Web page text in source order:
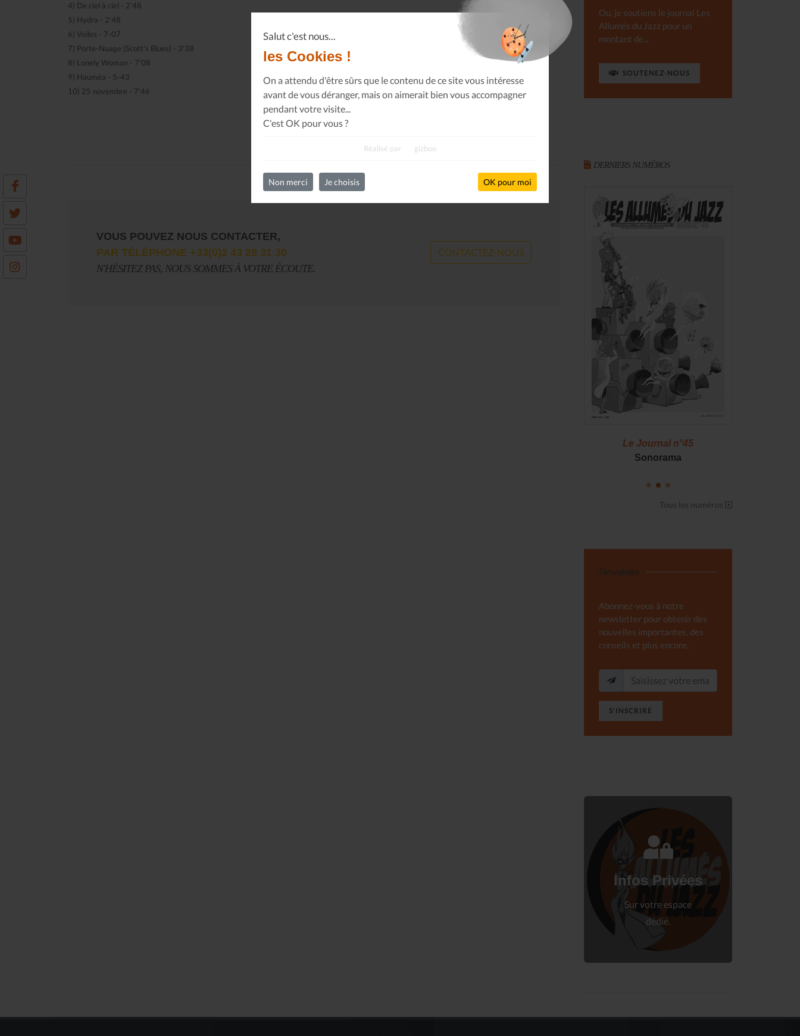
Salut c'est nous...
les Cookies !
On a attendu d'être sûrs que le contenu de ce site vous intéresse
avant de vous déranger, mais on aimerait bien vous accompagner
pendant votre visite...
C'est OK pour vous ?
Réalisé par gizboo
Non merci Je choisis OK pour moi
4) De ciel à ciel - 2'48
5) Hydra - 2'48
6) Voiles - 7-07
7) Porte-Nuage (Scott's Blues) - 3'38
8) Lonely Woman - 7'08
9) Hauméa - 5-43
10) 25 novembre - 7'46
VOUS POUVEZ NOUS CONTACTER,
PAR TÉLÉPHONE +33(0)2 43 28 31 30
N'HÉSITEZ PAS, NOUS SOMMES À VOTRE ÉCOUTE.
CONTACTEZ-NOUS
Ou, je soutiens le journal Les
Allumés du Jazz pour un
montant de...
SOUTENEZ-NOUS
DERNIERS NUMÉROS
Le Journal n°45
Sonorama
Tous les numéros
Newsletter
Abonnez-vous à notre
newsletter pour obtenir des
nouvelles importantes, des
conseils et plus encore.
S'INSCRIRE
Infos Privées
Sur votre espace
dédié.
Connectez-vous